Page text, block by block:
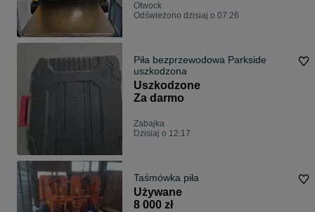
Otwock
Odświeżono dzisiaj o 07:26
Piła bezprzewodowa Parkside
uszkodzona
Uszkodzone
Za darmo
Zabajka
Dzisiaj o 12:17
Taśmówka piła
Używane
8 000 zł